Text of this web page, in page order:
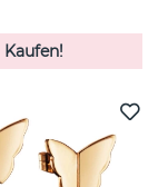
Kaufen!